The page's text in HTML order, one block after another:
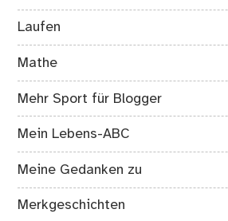
Laufen
Mathe
Mehr Sport für Blogger
Mein Lebens-ABC
Meine Gedanken zu
Merkgeschichten